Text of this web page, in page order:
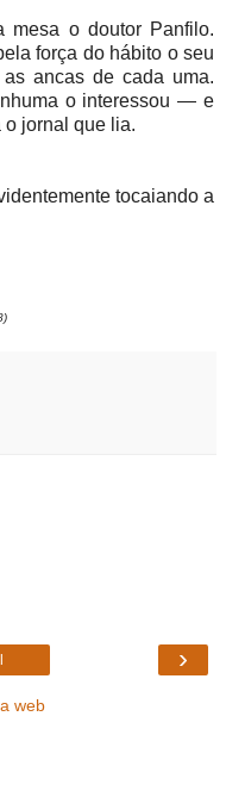
mesa o doutor Panfilo.
força do hábito o seu
ancas de cada uma.
o interessou — e
jornal que lia.
tocaiando a
›
web